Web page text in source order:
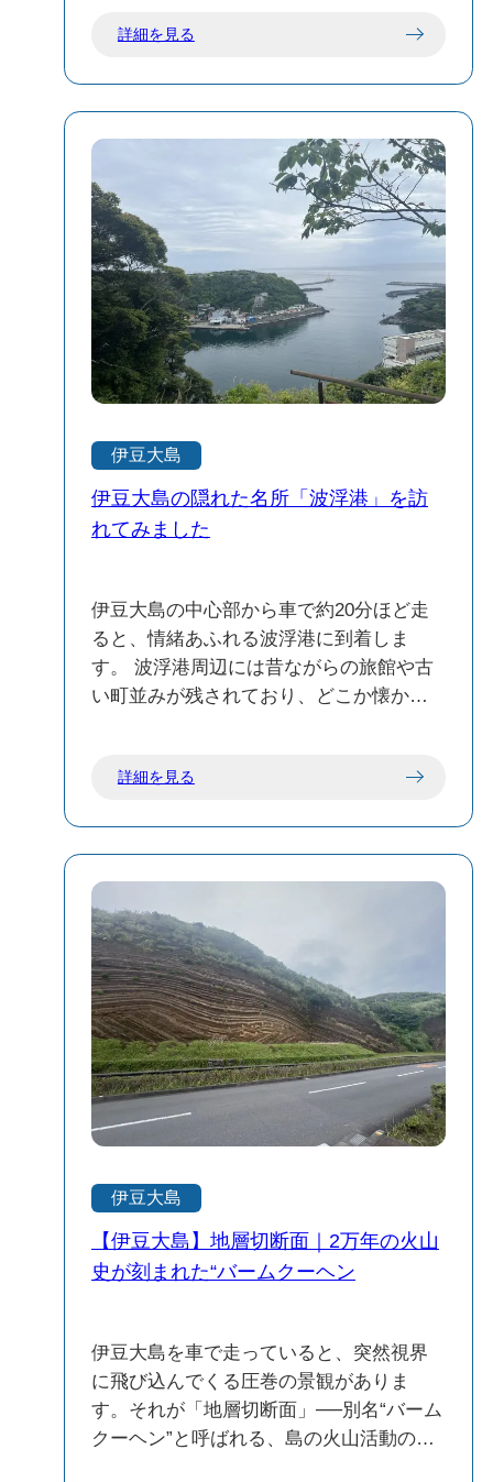
ている。 鮮やかなピンクと白のグラデー
に富む過酷な湖で大きな群れを作って生
きている彼ら。 よく観察していると、嘴
（くちばし）のフチにある「ラメラ」と
いうクシの歯のような濾過装置を使い、
嘴を上下逆さまにして器用に泥から餌を
こしとっている。その独特で、どこかコ
ミカルな仕草がなんだか愛おしくて、じ
っと見入ってしまう。 「あぁ……私、今
めちゃくちゃ贅沢な時間を使ってるな」
すり減っていた心が、フラミンゴたちの
美しい色彩と島の風に包まれてゆっくり
と満たされていく。 派手なアトラクショ
ンや派手な演出があるわけじゃない。 け
この島に帰ってきてしまうのだ。 すっか
りフラミンゴに心を奪われたまま、私は
またゆっくりと、火山の上の動物園を歩
き出す。
す、看板すら出ていない秘密の入り口
かない場所。 「なんだこれ……いつ見て
も、完全に異世界だ」 まるで巨木を真っ
二つに叩き割ったかのような、圧倒的な
緑の壁が目の前にそびえ立つ。 切り開か
れた崖の斜面には、巨大なスダジイの根
が血管のように、執念深く、力強く張り
巡らされている。 長い年月と自然の意志
が作り上げた、生命力の塊。 緑色の苔に
覆われた木の根の階段を、一段、また一
木漏れ日と静寂。まるで絵本や映画の世
界に迷い込んでしまったかのような、幻
想的な心地よさに包まれる。 ふと、この
場所の成り立ちを思い出す。 今日では人
保育園へ通うための「安全な近道」とし
て、山を切り開いて作られた階段道なの
だそうだ。 かつて誰かの生活を守るため
に作られた泥臭い営みが、時を経て、自
がっちり握手してできた、奇跡みたいな
でゆっくりとほどけていく。 変わらない
島のエネルギーを十分にチャージして、
深呼吸をひとつ。 さあ、次はどこへ行こ
うか。
詳細を見る
伊豆大島
伊豆大島の隠れた名所「波浮港」を訪
れてみました
伊豆大島の中心部から車で約20分ほど走
ると、情緒あふれる波浮港に到着しま
す。 波浮港周辺には昔ながらの旅館や古
い町並みが残されており、どこか懐かし
した。 ただし、飲食店の数はそれほど多
共交通機関だけでは少し不便に感じるこ
ともあるため、波浮港を訪れる際はレン
タカーを利用すると、より快適に観光を
お楽しみいただけます。ぜひ伊豆大島の
魅力あふれる景色と歴史ある町並みを満
喫してみてください。
詳細を見る
伊豆大島
【伊豆大島】地層切断面｜2万年の火山
史が刻まれた“バームクーヘン
伊豆大島を車で走っていると、突然視界
に飛び込んでくる圧巻の景観がありま
す。それが「地層切断面」──別名“バーム
クーヘン”と呼ばれる、島の火山活動の歴